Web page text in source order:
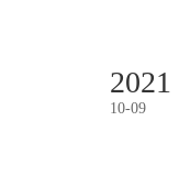
2021
10-09